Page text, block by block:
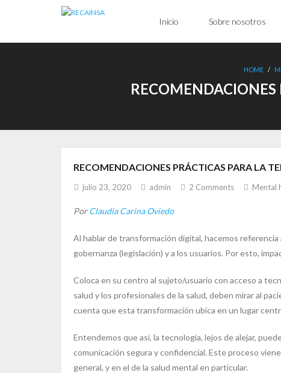
Inicio Sobre nosotros
HOME /
RECOMENDACIONES PRÁCTICAS PARA LA
julio 23, 2020 admin 2 Comments Mental
PorClaudia Carina Oviedo
Al hablar de transformación digital, hacemos
gobernanza (legislación) y a los usuarios. Por esto,
Coloca en su centro al sujeto/usuario con acceso a
salud y los profesionales de la salud, deben mirar al
cuenta que esta transformación ubica en un lugar
Entendemos que así, la tecnología, lejos de alejar,
comunicación segura y confidencial. Este proceso
general, y en el de la salud mental en particular.